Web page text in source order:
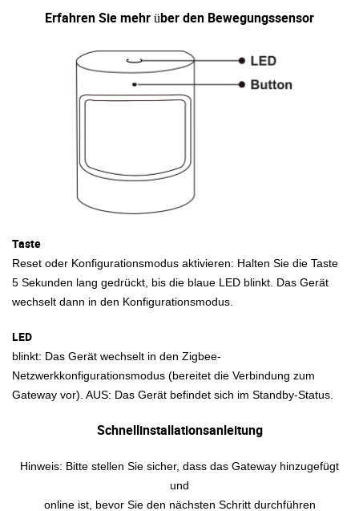
Erfahren Sie mehr über den Bewegungssensor
Taste
Reset oder Konfigurationsmodus aktivieren: Halten Sie die Taste
5 Sekunden lang gedrückt, bis die blaue LED blinkt. Das Gerät
wechselt dann in den Konfigurationsmodus.
LED
blinkt: Das Gerät wechselt in den Zigbee-
Netzwerkkonfigurationsmodus (bereitet die Verbindung zum
Gateway vor). AUS: Das Gerät befindet sich im Standby-Status.
Schnellinstallationsanleitung
Hinweis: Bitte stellen Sie sicher, dass das Gateway hinzugefügt
und
online ist, bevor Sie den nächsten Schritt durchführen